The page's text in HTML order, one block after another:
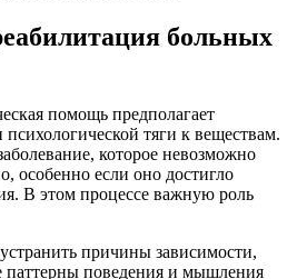
больных
помощь предполагает
тяги к веществам.
которое невозможно
особенно если оно достигло
В этом процессе важную роль
причины зависимости,
паттерны поведения и мышления